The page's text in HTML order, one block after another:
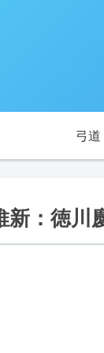
弓道
新：徳川